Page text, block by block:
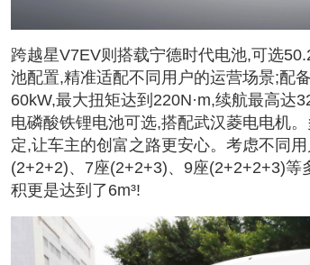
跨越星V7EV则搭载宁德时代电池,可选
池配置,精准适配不同用户的运营场景;配
60kW,最大扭矩达到220N·m,续航最高达
电磷酸铁锂电池可选,搭配武汉菱电电机
定,让车主的创富之路更安心。考虑不同
(2+2+2)、7座(2+2+3)、9座(2+2+2+3)
积更是达到了6m³!